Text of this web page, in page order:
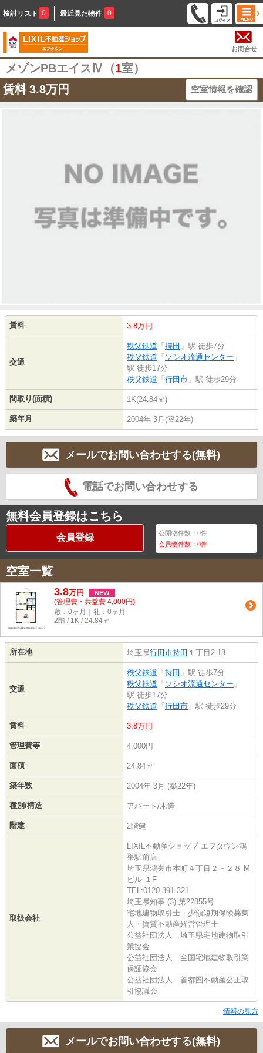
検討リスト 0 最近見た物件 0
お問合せ
メゾンPBエイスⅣ（1室）
賃料 3.8万円 空室情報を確認
賃料 3.8万円
交通
秩父鉄道 「 持田 」駅 徒歩7分
秩父鉄道 「 ソシオ流通センター 」
駅 徒歩17分
秩父鉄道 「 行田市 」駅 徒歩29分
間取り(面積) 1K(24.84㎡)
築年月 2004年 3月(築22年)
メールでお問い合わせする(無料)
電話でお問い合わせする
無料会員登録はこちら
会員登録 公開物件数：0件
会員物件数：0件
空室一覧
3.8万円 NEW
(管理費・共益費 4,000円)
敷：0ヶ月｜礼：0ヶ月
2階 / 1K / 24.84㎡
所在地 埼玉県行田市持田 １丁目2-18
交通
秩父鉄道 「 持田 」駅 徒歩7分
秩父鉄道 「 ソシオ流通センター 」
駅 徒歩17分
秩父鉄道 「 行田市 」駅 徒歩29分
賃料 3.8万円
管理費等 4,000円
面積 24.84㎡
築年数 2004年 3月 (築22年)
種別/構造 アパート/木造
階建 2階建
取扱会社
LIXIL不動産ショップ エフタウン鴻
巣駅前店
埼玉県鴻巣市本町４丁目２－２８ M
ビル １F
TEL:0120-391-321
埼玉県知事 (3) 第22855号
宅地建物取引士・少額短期保険募集
人・賃貸不動産経営管理士
公益社団法人 埼玉県宅地建物取引
業協会
公益社団法人 全国宅地建物取引業
保証協会
公益社団法人 首都圏不動産公正取
引協議会
情報の見方
メールでお問い合わせする(無料)